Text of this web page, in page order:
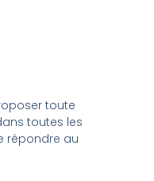
toute
toutes les
répondre au